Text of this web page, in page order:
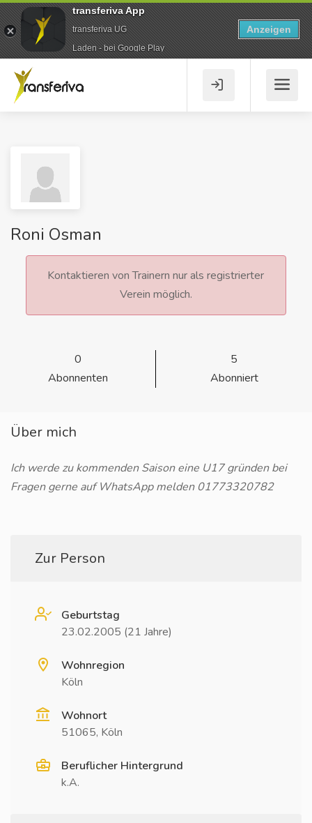
Roni Osman
Kontaktieren von Trainern nur als registrierter
Verein möglich.
0
Abonnenten
5
Abonniert
Über mich
Ich werde zu kommenden Saison eine U17 gründen bei
Fragen gerne auf WhatsApp melden 01773320782
Zur Person
Geburtstag
23.02.2005 (21 Jahre)
Wohnregion
Köln
Wohnort
51065, Köln
Beruflicher Hintergrund
k.A.
transferiva App
transferiva UG
Laden - bei Google Play
Anzeigen